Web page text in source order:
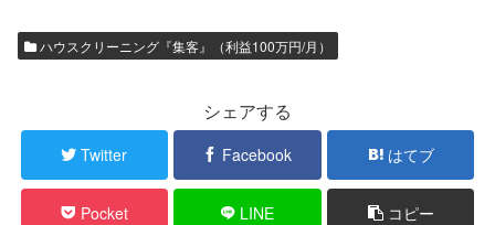
ハウスクリーニング『集客』（利益100万円/月）
シェアする
Twitter Facebook はてブ
Pocket LINE コピー